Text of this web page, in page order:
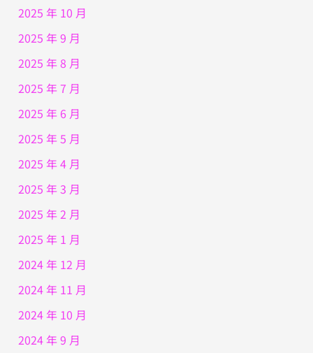
2025 年 10 月
2025 年 9 月
2025 年 8 月
2025 年 7 月
2025 年 6 月
2025 年 5 月
2025 年 4 月
2025 年 3 月
2025 年 2 月
2025 年 1 月
2024 年 12 月
2024 年 11 月
2024 年 10 月
2024 年 9 月